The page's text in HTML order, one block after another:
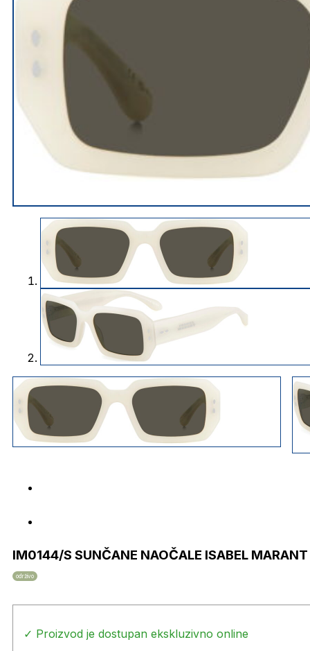
IM0144/S SUNČANE NAOČALE ISABEL MARANT
održivo
✓ Proizvod je dostupan ekskluzivno online